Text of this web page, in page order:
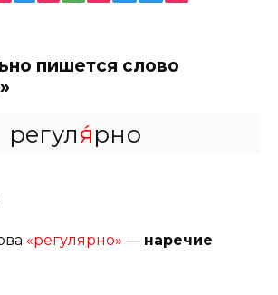
пишется слово
регуля́рно
«регулярно» — наречие